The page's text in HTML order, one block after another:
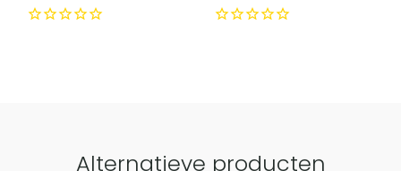
Alternatieve producten